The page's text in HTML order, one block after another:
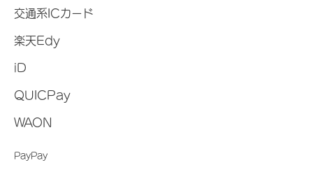
交通系ICカード
楽天Edy
iD
QUICPay
WAON
PayPay